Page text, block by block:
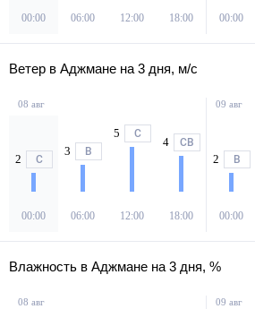
00:00 06:00 12:00 18:00 00:00
Ветер в Аджмане на 3 дня, м/с
08 авг
2 С
00:00
3 В
06:00
5 С
12:00
4 СВ
18:00
09 авг
2 В
00:00
Влажность в Аджмане на 3 дня, %
08 авг 09 авг